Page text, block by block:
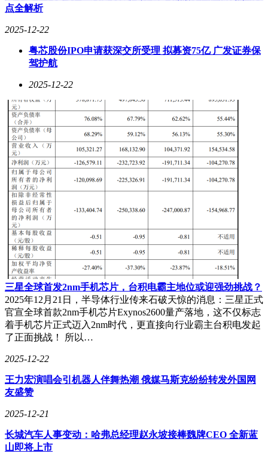
刚刚进入高潮。
点全解析
2025-12-22
粤芯股份IPO申请获深交所受理 拟募资75亿 广发证券保
驾护航
2025-12-22
三星全球首发2nm手机芯片，台积电霸主地位或迎强劲挑战？
2025年12月21日，半导体行业传来石破天惊的消息：三星正式
官宣全球首款2nm手机芯片Exynos2600量产落地，这不仅标志
着手机芯片正式迈入2nm时代，更直接向行业霸主台积电发起
了正面挑战！ 所以…
2025-12-22
王力宏演唱会引机器人伴舞热潮 俄媒马斯克纷纷转发外国网
友盛赞
2025-12-21
长城汽车人事变动：哈弗总经理赵永坡接棒魏牌CEO 全新蓝
山即将上市